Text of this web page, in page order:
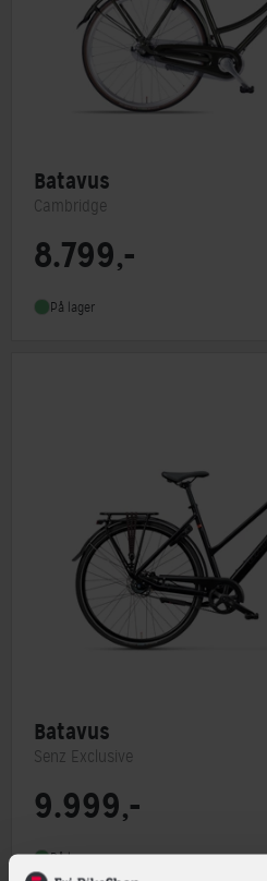
Batavus
Cambridge
Steltype
Forbremse
8.799,-
På lager
Batavus
Senz Exclusive
Steltype
Forbremse
9.999,-
På lager